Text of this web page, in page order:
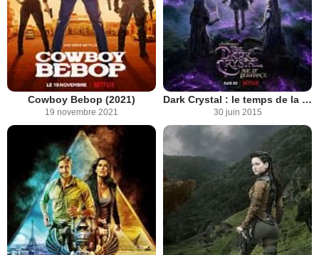
Cowboy Bebop (2021)
19 novembre 2021
Dark Crystal : le temps de la résistance
30 juin 2015